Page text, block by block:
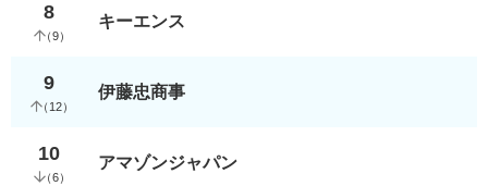
8
（9）
キーエンス
9
（ 12）
伊藤忠商事
10
（6）
アマゾンジャパン